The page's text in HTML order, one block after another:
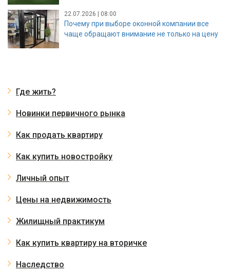
22.07.2026 | 08:00
Почему при выборе оконной компании все
чаще обращают внимание не только на цену
Где жить?
Новинки первичного рынка
Как продать квартиру
Как купить новостройку
Личный опыт
Цены на недвижимость
Жилищный практикум
Как купить квартиру на вторичке
Наследство